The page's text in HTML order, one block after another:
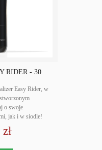
RIDER - 30
Easy Rider, w
o swoje
jak i w siodle!